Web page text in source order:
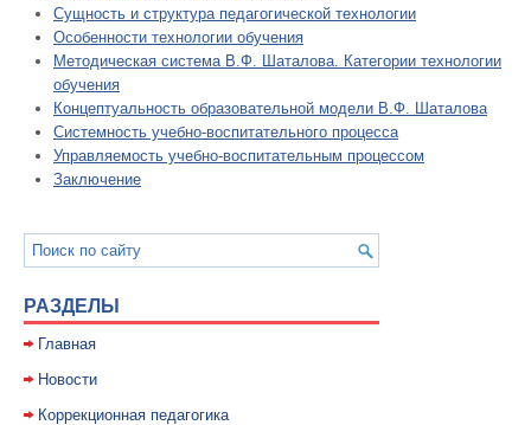
Сущность и структура педагогической технологии
Особенности технологии обучения
Методическая система В.Ф. Шаталова. Категории технологии
обучения
Концептуальность образовательной модели В.Ф. Шаталова
Системность учебно-воспитательного процесса
Управляемость учебно-воспитательным процессом
Заключение
РАЗДЕЛЫ
Главная
Новости
Коррекционная педагогика